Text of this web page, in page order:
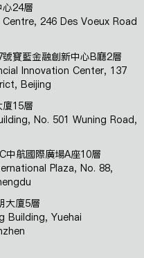
24層
246 Des Voeux Road
寶藍金融創新中心B廳2層
Innovation Center, 137
Beijing
廈15層
No. 501 Wuning Road,
中航國際廣場A座10層
Plaza, No. 88,
大廈5層
Building, Yuehai